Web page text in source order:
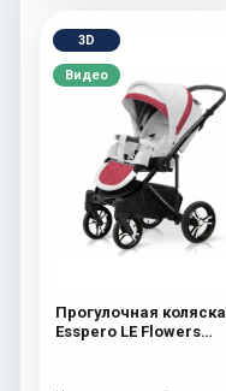
3D
Видео
Прогулочная коляска
Esspero LE Flowers